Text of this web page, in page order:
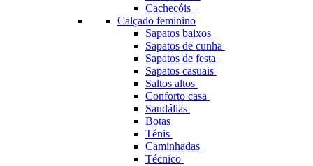
Cachecóis
Calçado feminino
Sapatos baixos
Sapatos de cunha
Sapatos de festa
Sapatos casuais
Saltos altos
Conforto casa
Sandálias
Botas
Ténis
Caminhadas
Técnico